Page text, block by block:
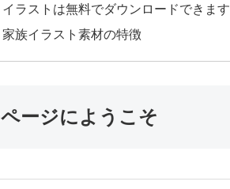
イラストは無料でダウンロードできます
家族イラスト素材の特徴
ージにようこそ